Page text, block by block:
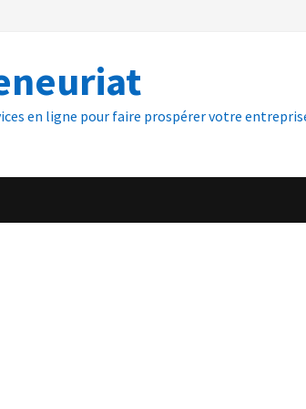
en ligne pour faire prospérer votre